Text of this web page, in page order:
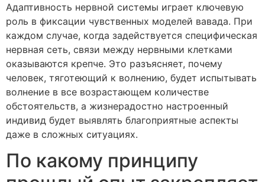
Адаптивность нервной системы играет ключевую
роль в фиксации чувственных моделей вавада. При
каждом случае, когда задействуется специфическая
нервная сеть, связи между нервными клетками
оказываются крепче. Это разъясняет, почему
человек, тяготеющий к волнению, будет испытывать
волнение в все возрастающем количестве
обстоятельств, а жизнерадостно настроенный
индивид будет выявлять благоприятные аспекты
даже в сложных ситуациях.
По какому принципу